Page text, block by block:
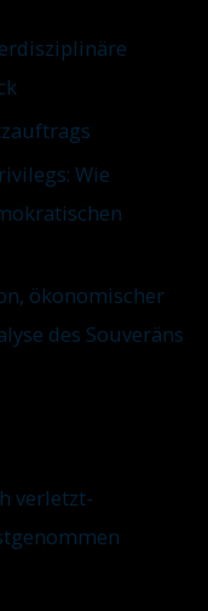
Wie
ökonomischer
des Souveräns
verletzt-